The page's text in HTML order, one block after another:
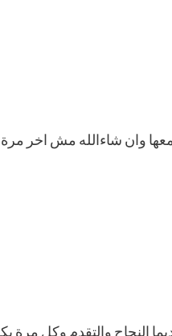
وان شاءالله مش اخر مرة
النجاح والتقدم وكل